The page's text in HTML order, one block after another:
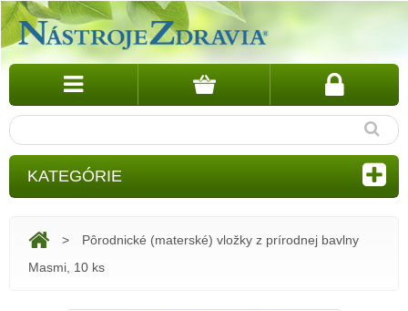
KATEGÓRIE
>
Pôrodnické (materské) vložky z prírodnej bavlny
Masmi, 10 ks